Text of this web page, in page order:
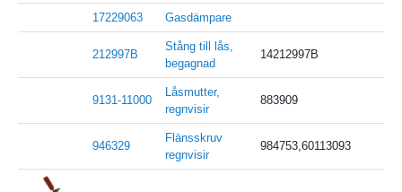
17229063 Gasdämpare
212997B
Stång till lås,
begagnad
14212997B
9131-11000
Låsmutter,
regnvisir
883909
946329
Flänsskruv
regnvisir
984753,60113093